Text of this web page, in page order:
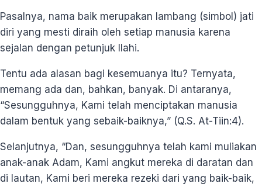
Pasalnya, nama baik merupakan lambang (simbol) jati
diri yang mesti diraih oleh setiap manusia karena
sejalan dengan petunjuk Ilahi.
Tentu ada alasan bagi kesemuanya itu? Ternyata,
memang ada dan, bahkan, banyak. Di antaranya,
“Sesungguhnya, Kami telah menciptakan manusia
dalam bentuk yang sebaik-baiknya,” (Q.S. At-Tiin:4).
Selanjutnya, “Dan, sesungguhnya telah kami muliakan
anak-anak Adam, Kami angkut mereka di daratan dan
di lautan, Kami beri mereka rezeki dari yang baik-baik,